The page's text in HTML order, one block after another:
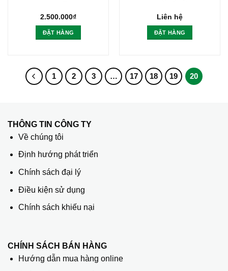
2.500.000₫
ĐẶT HÀNG
Liên hệ
ĐẶT HÀNG
1 2 3 … 17 18 19 20
THÔNG TIN CÔNG TY
Về chúng tôi
Định hướng phát triển
Chính sách đại lý
Điều kiện sử dụng
Chính sách khiếu nại
CHÍNH SÁCH BÁN HÀNG
Hướng dẫn mua hàng online